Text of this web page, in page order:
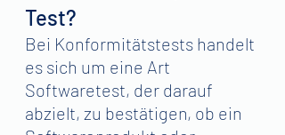
Test?
Bei Konformitätstests handelt
es sich um eine Art
Softwaretest, der darauf
abzielt, zu bestätigen, ob ein